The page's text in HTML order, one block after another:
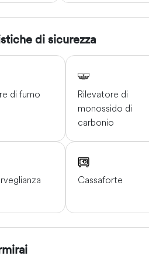
di sicurezza
di fumo
Rilevatore di
monossido di
carbonio
Cassaforte